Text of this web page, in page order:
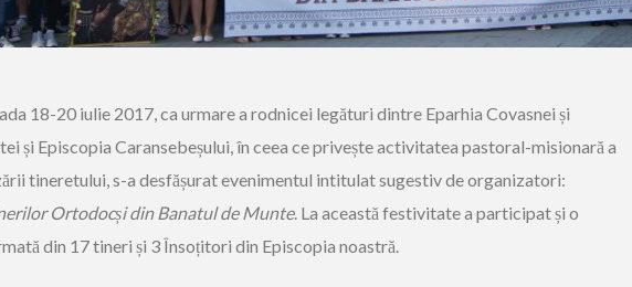
18-20 iulie 2017, ca urmare a rodnicei legături dintre Eparhia Covasnei și
și Episcopia Caransebeșului, în ceea ce privește activitatea pastoral-misionară a
tineretului, s-a desfășurat evenimentul intitulat sugestiv de organizatori:
Ortodocși din Banatul de Munte. La această festivitate a participat și o
din 17 tineri și 3 Însoțitori din Episcopia noastră.